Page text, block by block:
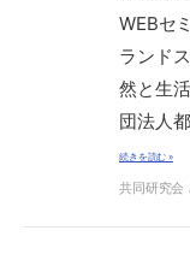
WEBセ
ランド
然と生
団法人
続きを読む »
共同研究会